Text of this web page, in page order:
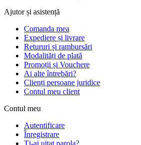
Ajutor și asistență
Comanda mea
Expediere și livrare
Retururi și rambursări
Modalități de plată
Promoții și Vouchere
Ai alte întrebări?
Clienți persoane juridice
Contul meu client
Contul meu
Autentificare
Înregistrare